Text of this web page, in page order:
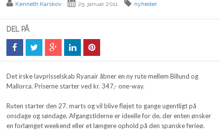
Kenneth Karskov 25. januar 2011 nyheder
DEL PÅ
Det irske lavprisselskab Ryanair åbner en ny rute mellem Billund og
Mallorca. Priserne starter ved kr. 347,- one-way.
Ruten starter den 27. marts og vil blive fløjet to gange ugentligt på
onsdage og søndage. Afgangstiderne er ideelle for de, der enten ønsker
en forlænget weekend eller et længere ophold på den spanske ferieø.